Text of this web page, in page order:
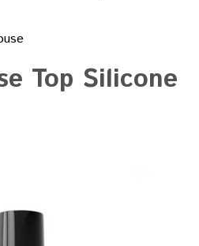
Top Silicone